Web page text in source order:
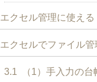
エクセル管理に使え
エクセルでファイル
3.1 （1）手入力の